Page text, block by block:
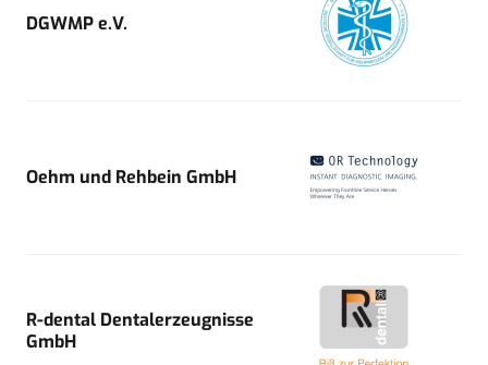
DGWMP e.V.
Oehm und Rehbein GmbH
R-dental Dentalerzeugnisse
GmbH